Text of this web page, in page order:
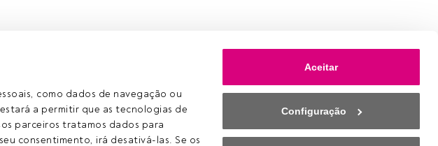
como dados de navegação ou
a permitir que as tecnologias de
parceiros tratamos dados para
consentimento, irá desativá-las. Se os
Aceitar
Configuração